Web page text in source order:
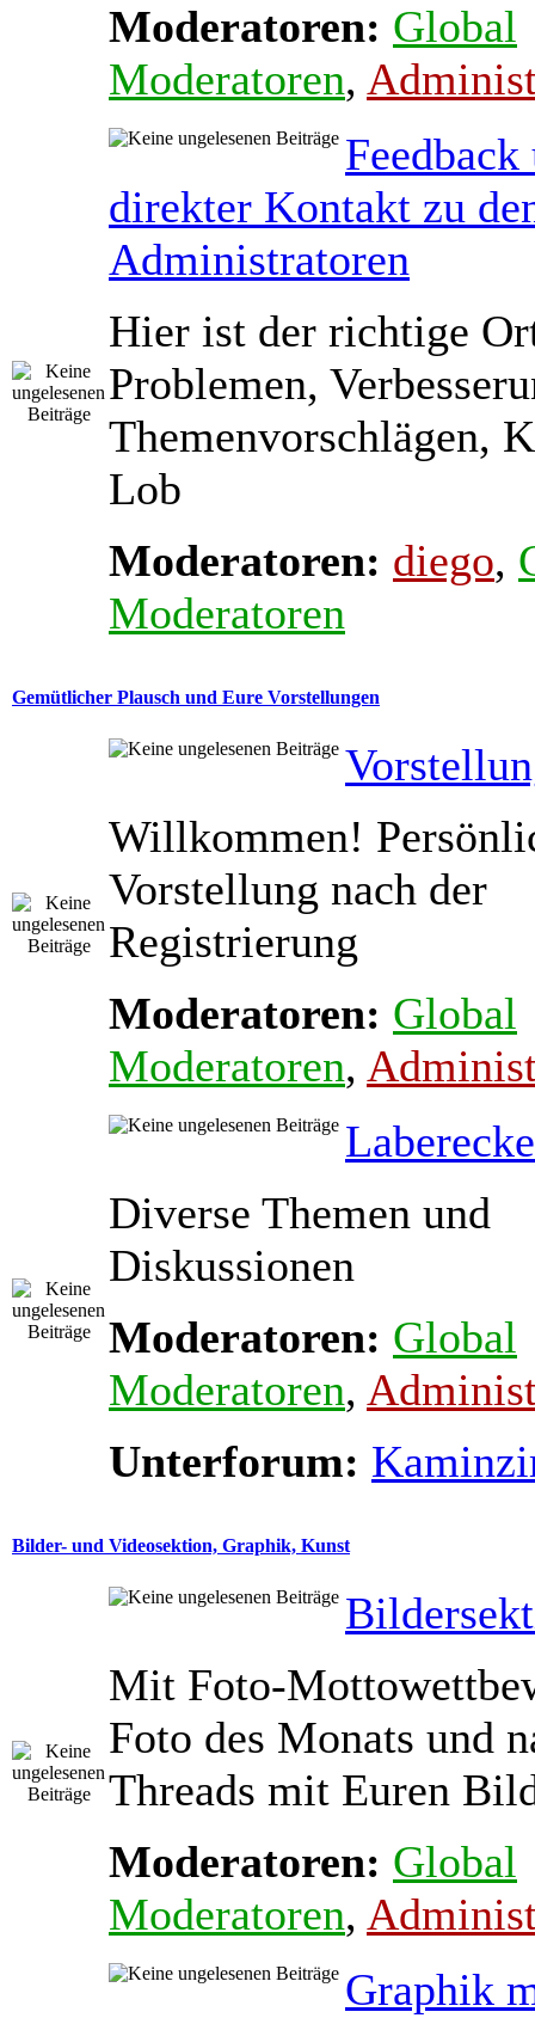
Moderatoren: Global
Moderatoren,
Feedback
direkter Kontakt zu
Administratoren
Hier ist der richtige
Problemen,
Themenvorschlägen,
Lob
Moderatoren: diego,
Moderatoren
Gemütlicher Plausch und Eure Vorstellungen
Willkommen!
Vorstellung nach der
Registrierung
Moderatoren: Global
Moderatoren,
Laberecke
Diverse Themen und
Diskussionen
Moderatoren: Global
Moderatoren,
Unterforum:
Bilder- und Videosektion, Graphik, Kunst
Mit Foto-
Foto des Monats und
Threads mit Euren
Moderatoren: Global
Moderatoren,
Graphik